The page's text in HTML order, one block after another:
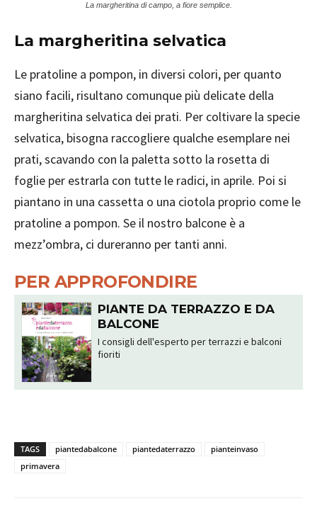
La margheritina di campo, a fiore semplice.
La margheritina selvatica
Le pratoline a pompon, in diversi colori, per quanto
siano facili, risultano comunque più delicate della
margheritina selvatica dei prati. Per coltivare la specie
selvatica, bisogna raccogliere qualche esemplare nei
prati, scavando con la paletta sotto la rosetta di
foglie per estrarla con tutte le radici, in aprile. Poi si
piantano in una cassetta o una ciotola proprio come le
pratoline a pompon. Se il nostro balcone è a
mezz’ombra, ci dureranno per tanti anni.
PER APPROFONDIRE
PIANTE DA TERRAZZO E DA
BALCONE
I consigli dell'esperto per terrazzi e balconi
fioriti
TAGS piantedabalcone piantedaterrazzo
pianteinvaso
primavera